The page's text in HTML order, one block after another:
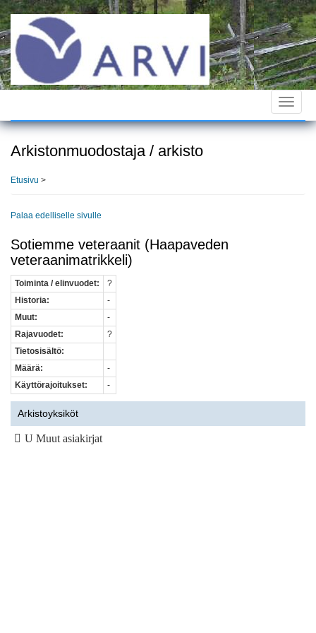
Hyppää
pääsisältöön
Toggle
Arkistonmuodostaja / arkisto
Etusivu >
Palaa edelliselle sivulle
Sotiemme veteraanit (Haapaveden
veteraanimatrikkeli)
Toiminta / elinvuodet:
?
Historia:
-
Muut:
-
Rajavuodet:
?
Tietosisältö:
Määrä:
-
Käyttörajoitukset:
-
Arkistoyksiköt
U Muut asiakirjat